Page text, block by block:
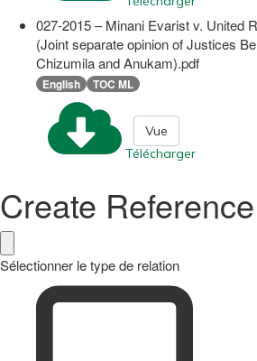
027-2015 – Minani Evarist v. United
(Joint separate opinion of Justices
Chizumila and Anukam).pdf
English TOC ML
Télécharger
Vue
Create Reference
Sélectionner le type de relation